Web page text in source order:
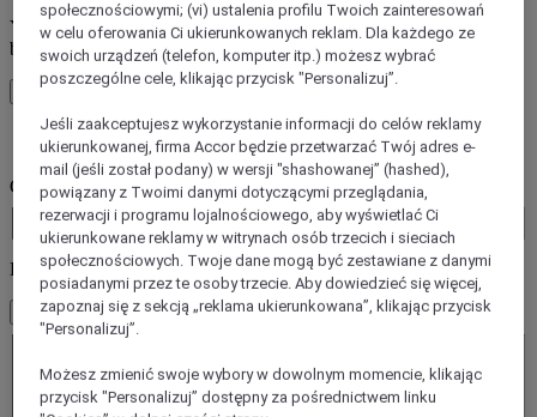
You’ll be redirected to Accor website to view available hotels and
book your stay
Zamknij okno
błąd / błędy
Gdzie chcesz jechać?
Booking Dates
Liczba gości
1 Pokoje - 1 Goście
Pokój 1
Pokój 1
Liczba dorosłych
- Usuń osobę dorosłą
społecznościowymi; (vi) ustalenia profilu Twoich zainteresowań
w celu oferowania Ci ukierunkowanych reklam. Dla każdego ze
swoich urządzeń (telefon, komputer itp.) możesz wybrać
poszczególne cele, klikając przycisk "Personalizuj”.
Jeśli zaakceptujesz wykorzystanie informacji do celów reklamy
ukierunkowanej, firma Accor będzie przetwarzać Twój adres e-
mail (jeśli został podany) w wersji "shashowanej” (hashed),
powiązany z Twoimi danymi dotyczącymi przeglądania,
rezerwacji i programu lojalnościowego, aby wyświetlać Ci
ukierunkowane reklamy w witrynach osób trzecich i sieciach
społecznościowych. Twoje dane mogą być zestawiane z danymi
posiadanymi przez te osoby trzecie. Aby dowiedzieć się więcej,
zapoznaj się z sekcją „reklama ukierunkowana”, klikając przycisk
"Personalizuj”.
Możesz zmienić swoje wybory w dowolnym momencie, klikając
przycisk "Personalizuj” dostępny za pośrednictwem linku